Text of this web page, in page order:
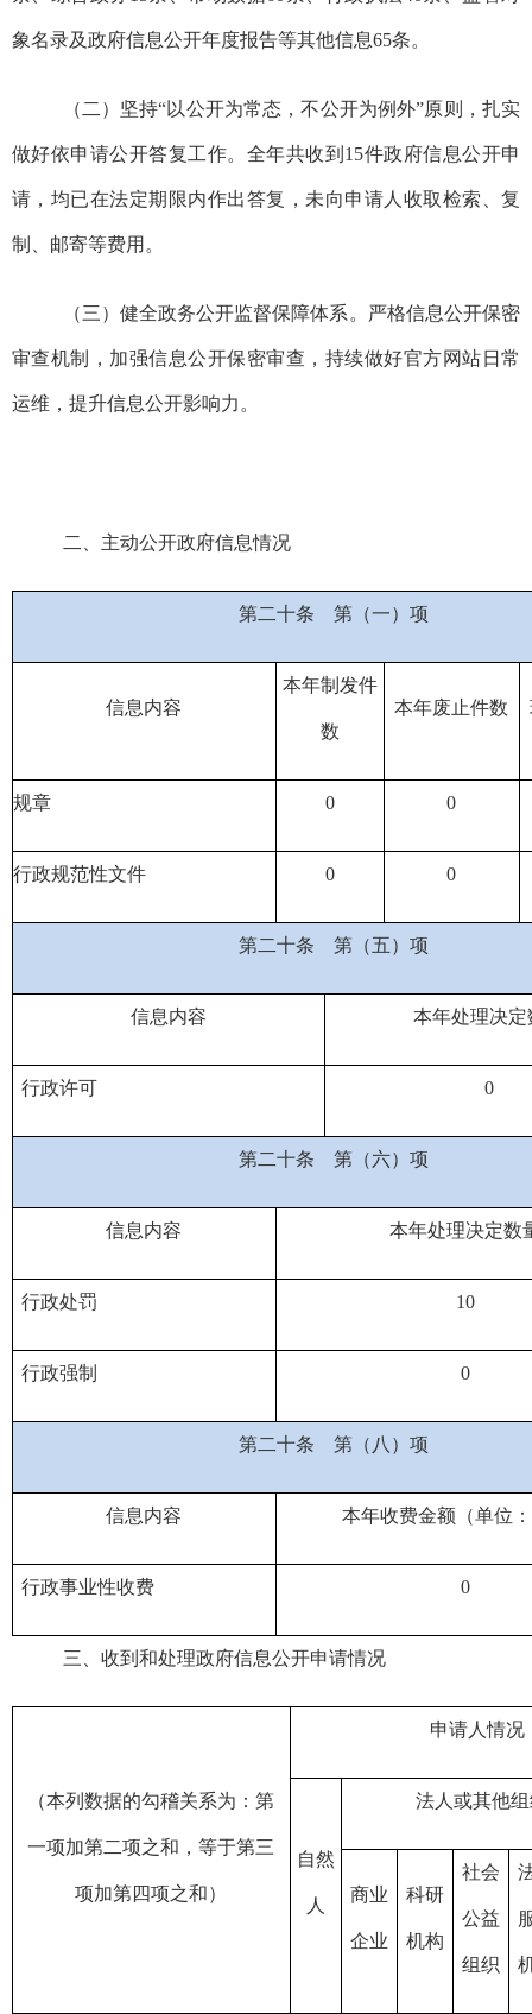
象名录及政府信息公开年度报告等其他信息65条。
（二）坚持“以公开为常态，不公开为例外”原则，扎实
做好依申请公开答复工作。 全年共收到 15件政府信息公开申
请，均已在法定期限内作出答复 ，未向申请人收取检索、复
制、邮寄等费用。
（三） 健全政务公开监督保障体系。严格信息公开保密
审查机制，加强信息公开保密审查，持续做好官方网站日常
运维，提升信息公开影响力。
二、主动公开政府信息情况
第二十条 第（一）项
信息内容
本年制发件
数
本年废止件数
规章 0 0
行政规范性文件 0 0
第二十条 第（五）项
信息内容 本年处理决定
行政许可 0
第二十条 第（六）项
信息内容 本年处理决定数
行政处罚 10
行政强制 0
第二十条 第（八）项
信息内容 本年收费金额（单位
行政事业性收费 0
三、收到和处理政府信息公开申请情况
（本列数据的勾稽关系为：第
一项加第二项之和，等于第三
项加第四项之和）
申请人情况
自然
人
法人或其他
商业
企业
科研
机构
社会
公益
组织